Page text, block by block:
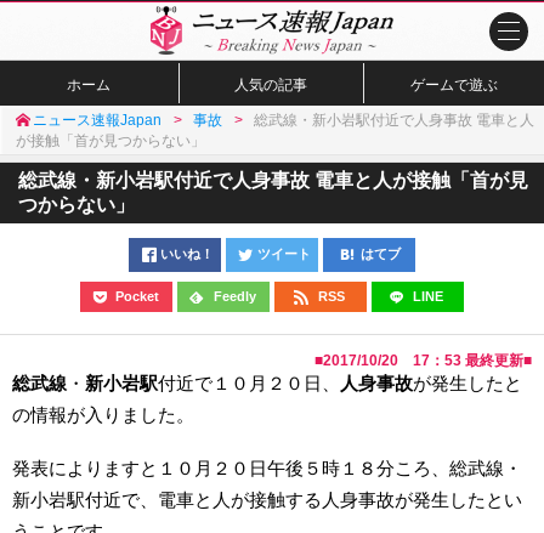
ホーム 人気の記事 ゲームで遊ぶ
ニュース速報Japan 事故
総武線・新小岩駅付近で人身事故 電車と人
が接触「首が見つからない」
総武線・新小岩駅付近で人身事故 電車と人が接触「首が見
つからない」
いいね！ ツイート はてブ
Pocket Feedly RSS LINE
■2017/10/20 17：53 最終更新■
総武線 ・ 新小岩駅付近で１０月２０日、 人身事故が発生したと
の情報が入りました。
発表によりますと１０月２０日午後５時１８分ころ、総武線・
新小岩駅付近で、電車と人が接触する人身事故が発生したとい